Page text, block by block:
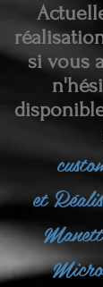
si vous
et